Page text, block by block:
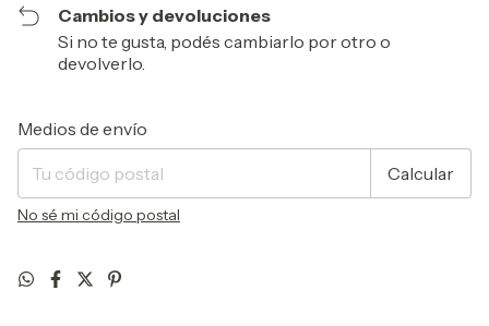
Cambios y devoluciones
Si no te gusta, podés cambiarlo por otro o
devolverlo.
Entregas para el CP:
Medios de envío
Calcular
No sé mi código postal